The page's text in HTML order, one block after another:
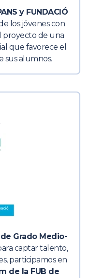
y FUNDACIÓ
los jóvenes con
proyecto de una
que favorece el
sus alumnos.
Grado Medio-
captar talento,
participamos en
de la FUB de